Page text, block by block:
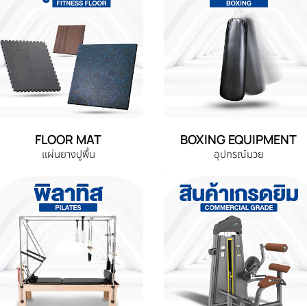
FLOOR MAT
แผ่นยางปูพื้น
BOXING EQUIPMENT
อุปกรณ์มวย